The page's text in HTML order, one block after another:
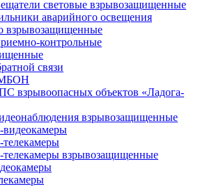
световые взрывозащищенные
аварийного освещения
взрывозащищенные
контрольные
связи
взрывоопасных объектов «Ладога-
взрывозащищенные
взрывозащищенные